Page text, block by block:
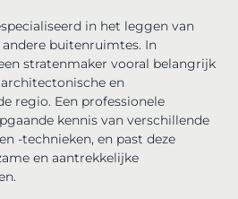
in het leggen van
buitenruimtes. In
stratenmaker vooral belangrijk
en
regio. Een professionele
kennis van verschillende
-technieken, en past deze
en aantrekkelijke